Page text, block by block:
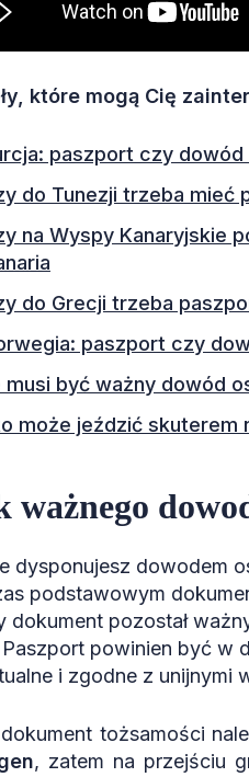
które mogą Cię
paszport czy
do Tunezji trzeba
na Wyspy Kanaryjskie
do Grecji trzeba
paszport czy
musi być ważny dowód
może jeździć skuterem
ważnego
dysponujesz dowodem
podstawowym
dokument pozostał
powinien być w
i zgodne z unijnymi
tożsamości
, zatem na przejściu